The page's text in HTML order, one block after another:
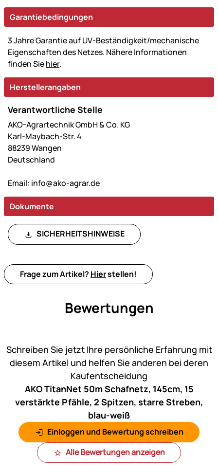
Garantiebedingungen
3 Jahre Garantie auf UV-Beständigkeit/mechanische
Eigenschaften des Netzes. Nähere Informationen
finden Siehier.
Herstellerangaben
Verantwortliche Stelle
AKO-Agrartechnik GmbH & Co. KG
Karl-Maybach-Str. 4
88239 Wangen
Deutschland
Email: info@ako-agrar.de
Dokumente
SICHERHEITSHINWEISE
Frage zum Artikel? Hierstellen!
Bewertungen
Schreiben Sie jetzt Ihre persönliche Erfahrung mit
diesem Artikel und helfen Sie anderen bei deren
Kaufentscheidung
AKO TitanNet 50m Schafnetz, 145cm, 15
verstärkte Pfähle, 2 Spitzen, starre Streben,
blau-weiß
Einloggen und Bewertung schreiben
Alle Bewertungen anzeigen